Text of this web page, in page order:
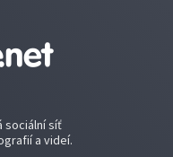
sociální síť
a videí.